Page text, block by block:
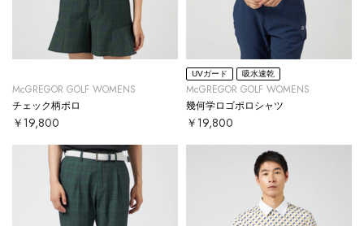
McGREGOR GOLF WOMENS
チェック柄ポロ
￥19,800
UVガード 吸水速乾
McGREGOR GOLF WOMENS
幾何学ロゴポロシャツ
￥19,800